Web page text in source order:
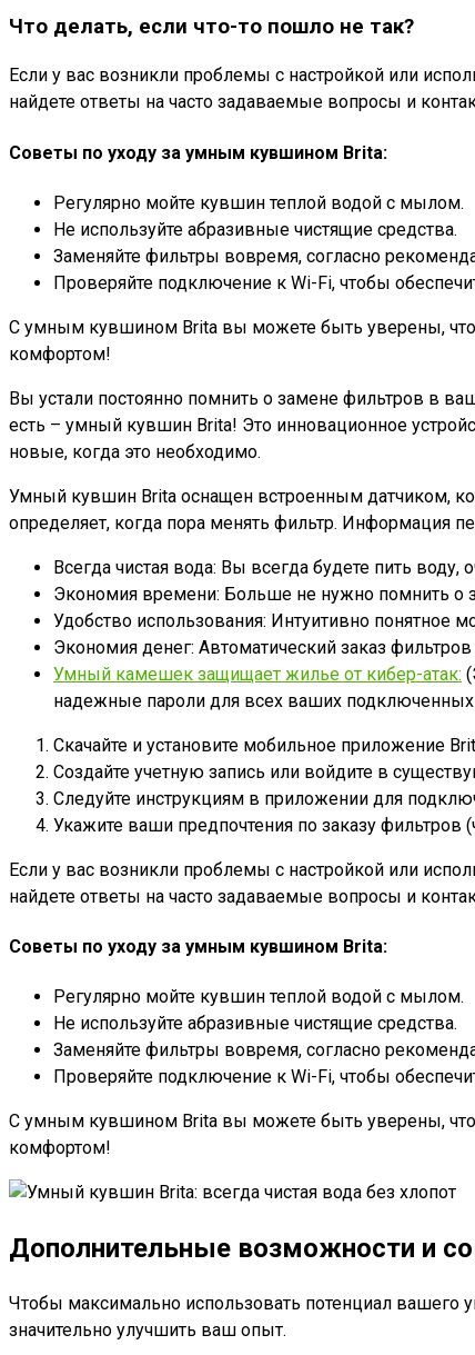
Что делать, если что-то пошло не так?
Если у вас возникли проблемы с настройкой или
найдете ответы на часто задаваемые вопросы и
Советы по уходу за умным кувшином Brita:
Регулярно мойте кувшин теплой водой с мылом.
Не используйте абразивные чистящие средства.
Заменяйте фильтры вовремя, согласно
Проверяйте подключение к Wi-Fi, чтобы
С умным кувшином Brita вы можете быть уверены, что
комфортом!
Вы устали постоянно помнить о замене фильтров в
есть – умный кувшин Brita! Это инновационное
новые, когда это необходимо.
Умный кувшин Brita оснащен встроенным датчиком,
определяет, когда пора менять фильтр. Информация
Всегда чистая вода: Вы всегда будете пить
Экономия времени: Больше не нужно помнить о
Удобство использования: Интуитивно понятное
Экономия денег: Автоматический заказ
Умный камешек защищает жилье от кибер-атак:
надежные пароли для всех ваших
Скачайте и установите мобильное приложение
Создайте учетную запись или войдите в
Следуйте инструкциям в приложении для
Укажите ваши предпочтения по заказу фильтров
Если у вас возникли проблемы с настройкой или
найдете ответы на часто задаваемые вопросы и
Советы по уходу за умным кувшином Brita:
Регулярно мойте кувшин теплой водой с мылом.
Не используйте абразивные чистящие средства.
Заменяйте фильтры вовремя, согласно
Проверяйте подключение к Wi-Fi, чтобы
С умным кувшином Brita вы можете быть уверены, что
комфортом!
Дополнительные возможности и
Чтобы максимально использовать потенциал вашего
значительно улучшить ваш опыт.